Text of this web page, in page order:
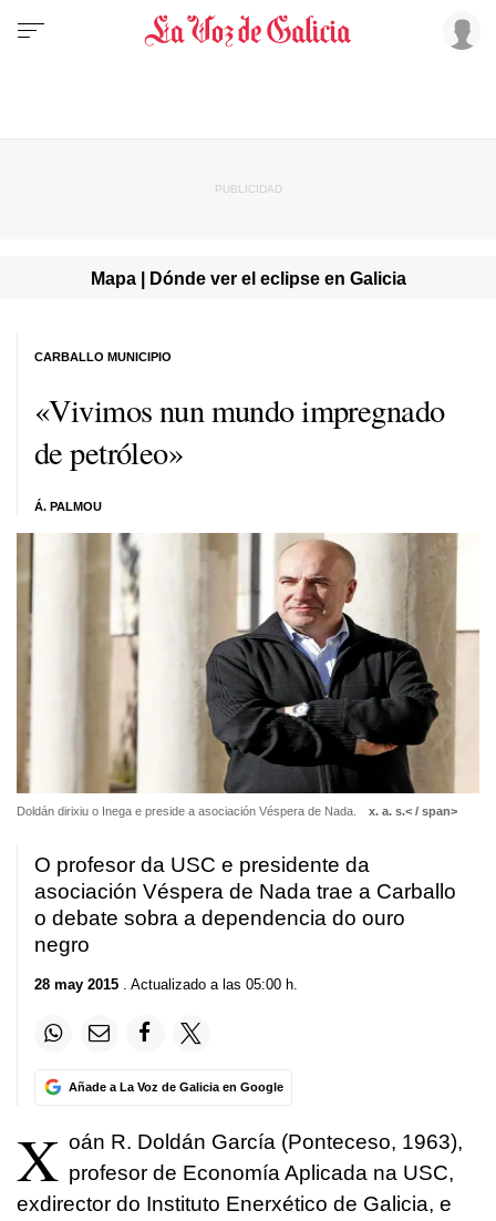
Mapa | Dónde ver el eclipse en Galicia
«Vivimos nun mundo impregnado
de petróleo»
Á. PALMOU
CARBALLO MUNICIPIO
Doldán dirixiu o Inega e preside a asociación Véspera de Nada. x. a. s.< / span>
O profesor da USC e presidente da
asociación Véspera de Nada trae a Carballo
o debate sobra a dependencia do ouro
negro
28 may 2015 . Actualizado a las 05:00 h.
Añade a La Voz de Galicia en Google
X oán R. Doldán García (Ponteceso, 1963),
profesor de Economía Aplicada na USC,
exdirector do Instituto Enerxético de Galicia, e